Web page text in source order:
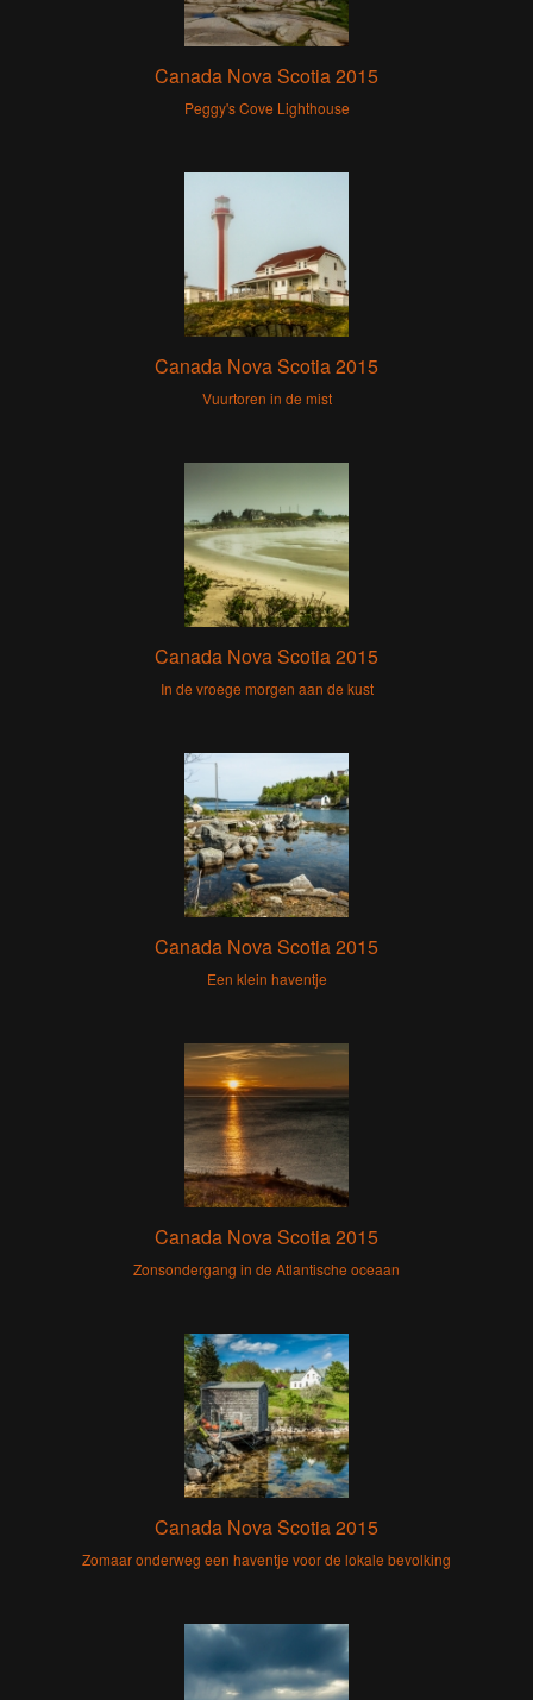
Canada Nova Scotia 2015
Peggy's Cove Lighthouse
Canada Nova Scotia 2015
Vuurtoren in de mist
Canada Nova Scotia 2015
In de vroege morgen aan de kust
Canada Nova Scotia 2015
Een klein haventje
Canada Nova Scotia 2015
Zonsondergang in de Atlantische oceaan
Canada Nova Scotia 2015
Zomaar onderweg een haventje voor de lokale bevolking